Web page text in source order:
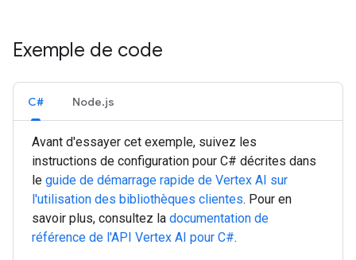
Exemple de code
C# Node.js
Avant d'essayer cet exemple, suivez les
instructions de configuration pour C# décrites dans
le guide de démarrage rapide de Vertex AI sur
l'utilisation des bibliothèques clientes. Pour en
savoir plus, consultez la documentation de
référence de l'API Vertex AI pour C#.